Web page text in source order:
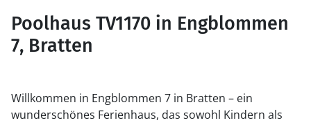
Poolhaus TV1170 in Engblommen
7, Bratten
Willkommen in Engblommen 7 in Bratten – ein
wunderschönes Ferienhaus, das sowohl Kindern als